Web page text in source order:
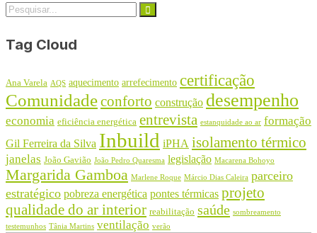
Tag Cloud
Ana Varela AQS aquecimento arrefecimento certificação
Comunidadeconforto construção desempenho
economia eficiência energética entrevista estanquidade ao ar formação
Gil Ferreira da Silva Inbuild iPHA isolamento térmico
janelas João Gavião João Pedro Quaresma legislação Macarena Bohoyo
Margarida Gamboa Marlene Roque Márcio Dias Caleira parceiro
estratégico pobreza energética pontes térmicas projeto
qualidade do ar interior reabilitação saúde sombreamento
testemunhos Tânia Martins ventilação verão